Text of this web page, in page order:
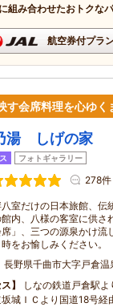
組み合わせたおトクな
航空券付プラ
す会席料理を心ゆく
湯 しげの家
フォトギャラリー
278件
室だけの日本旅館、伝
内、八様の客室に供さ
」、三つの源泉かけ流
をお愉しみください。
長野県千曲市大字戸倉温
しなの鉄道戸倉駅
城ＩＣより国道18号経